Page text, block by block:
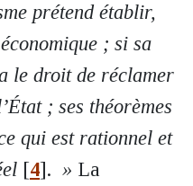
prétend établir,
; si sa
le droit de réclamer
; ses théorèmes
qui est rationnel et
[4]. » La